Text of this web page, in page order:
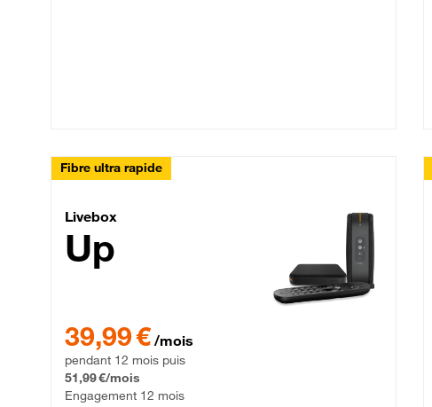
Fibre ultra rapide
Livebox Up Fibre
Livebox
Up
39,99 € /mois
pendant 12 mois puis
51,99 €/mois
Engagement 12 mois